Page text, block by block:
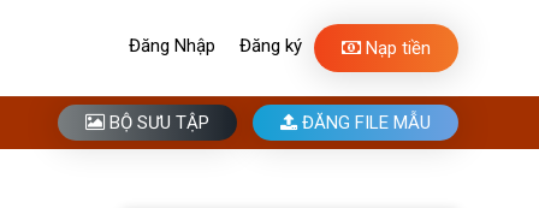
Đăng Nhập Đăng ký Nạp tiền
BỘ SƯU TẬP ĐĂNG FILE MẪU